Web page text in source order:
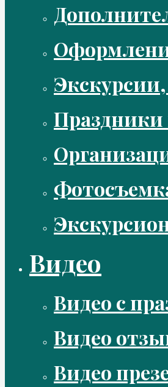
Праздники
Видео
Видео с
Видео
Видео